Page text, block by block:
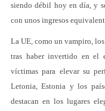
siendo débil hoy en día, y
con unos ingresos
La UE, como un vampiro,
tras haber invertido en el
víctimas para elevar su
Letonia, Estonia y los
destacan en los lugares